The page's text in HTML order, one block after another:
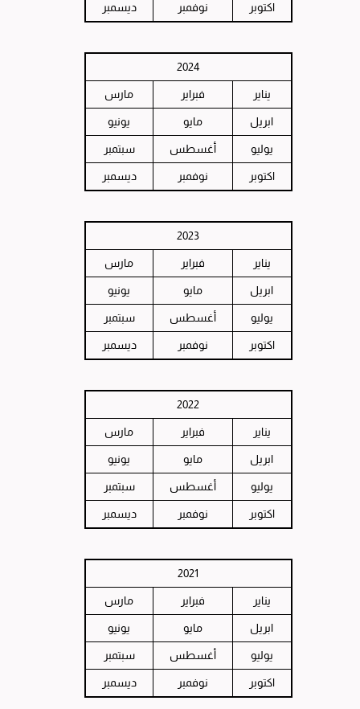
اكتوبر نوفمبر ديسمبر
2024
يناير فبراير مارس
ابريل مايو يونيو
يوليو أغسطس سبتمبر
اكتوبر نوفمبر ديسمبر
2023
يناير فبراير مارس
ابريل مايو يونيو
يوليو أغسطس سبتمبر
اكتوبر نوفمبر ديسمبر
2022
يناير فبراير مارس
ابريل مايو يونيو
يوليو أغسطس سبتمبر
اكتوبر نوفمبر ديسمبر
2021
يناير فبراير مارس
ابريل مايو يونيو
يوليو أغسطس سبتمبر
اكتوبر نوفمبر ديسمبر